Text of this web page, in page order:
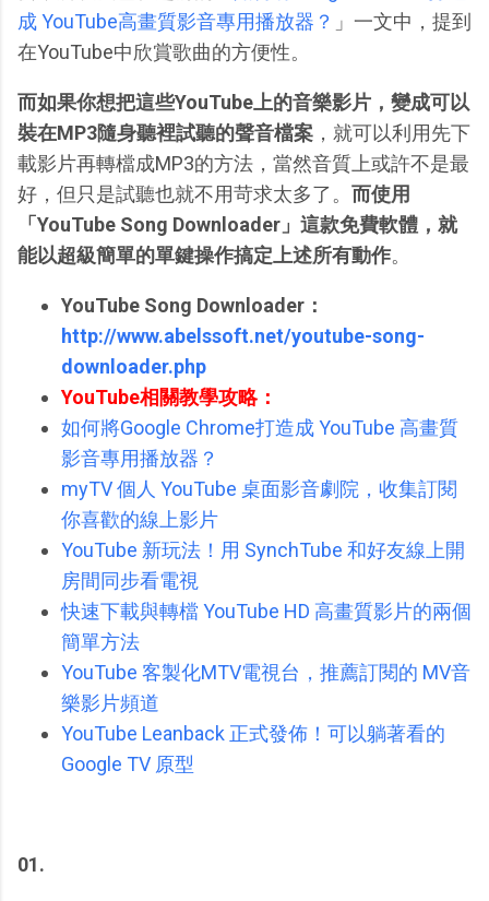
成 YouTube高畫質影音專用播放器？ 」一文中，提到
在YouTube中欣賞歌曲的方便性。
而如果你想把這些YouTube上的音樂影片，變成可以
裝在MP3隨身聽裡試聽的聲音檔案 ，就可以利用先下
載影片再轉檔成MP3的方法，當然音質上或許不是最
好，但只是試聽也就不用苛求太多了。 而使用
「YouTube Song Downloader」這款免費軟體，就
能以超級簡單的單鍵操作搞定上述所有動作。
YouTube Song Downloader：
http://www.abelssoft.net/youtube-song-
downloader.php
YouTube相關教學攻略：
如何將Google Chrome打造成 YouTube 高畫質
影音專用播放器？
myTV 個人 YouTube 桌面影音劇院，收集訂閱
你喜歡的線上影片
YouTube 新玩法！用 SynchTube 和好友線上開
房間同步看電視
快速下載與轉檔 YouTube HD 高畫質影片的兩個
簡單方法
YouTube 客製化MTV電視台，推薦訂閱的 MV音
樂影片頻道
YouTube Leanback 正式發佈！可以躺著看的
Google TV 原型
01.